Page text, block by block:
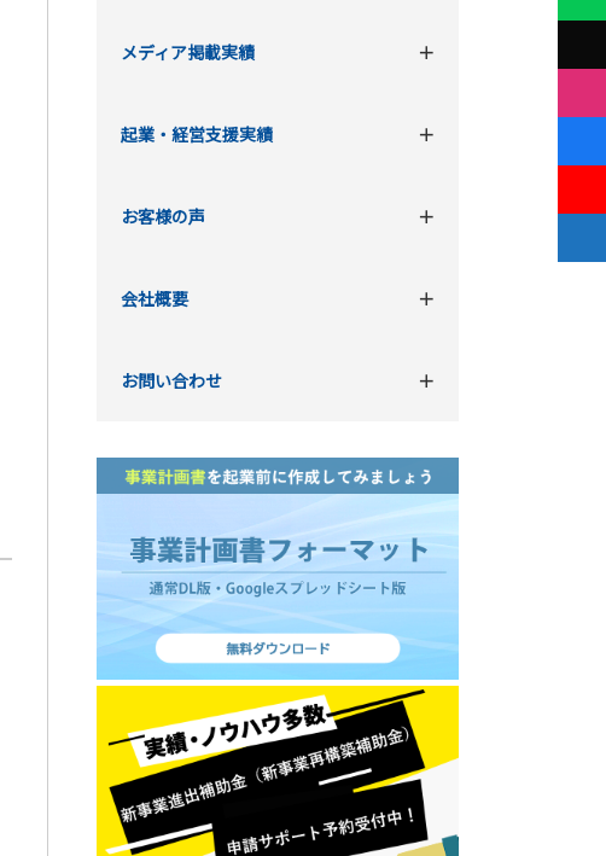
メディア掲載実績
起業・経営支援実績
お客様の声
会社概要
お問い合わせ